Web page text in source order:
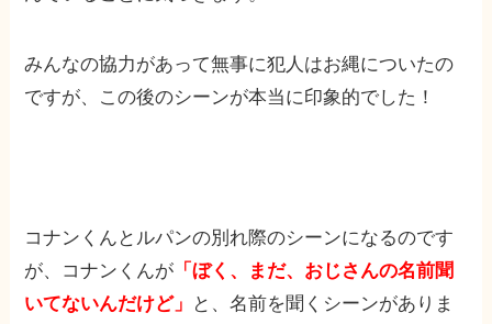
みんなの協力があって無事に犯人はお縄についたの
ですが、この後のシーンが本当に印象的でした！
コナンくんとルパンの別れ際のシーンになるのです
が、コナンくんが 「ぼく、まだ、おじさんの名前聞
いてないんだけど」
と、名前を聞くシーンがありま